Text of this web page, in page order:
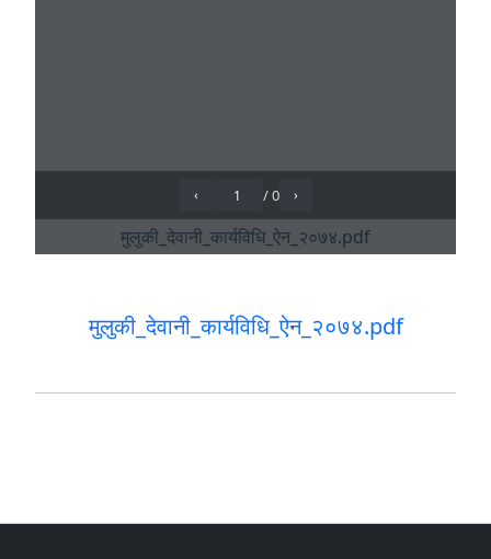
मुलुकी_देवानी_कार्यविधि_ऐन_२०७४.pdf